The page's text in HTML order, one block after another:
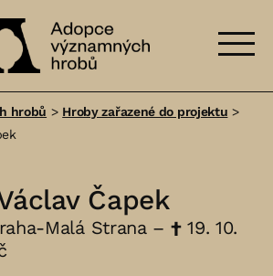
významných
hrobů > Hroby zařazené do projektu >
Čapek
Malá Strana – †19. 10.